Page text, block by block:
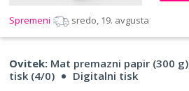
Spremeni sredo, 19. avgusta
Ovitek: Mat premazni papir (300 g)
tisk (4/0)
Digitalni tisk